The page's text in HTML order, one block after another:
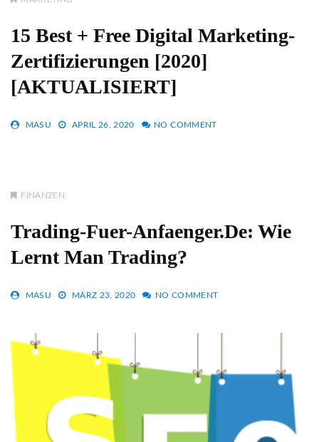
15 Best + Free Digital Marketing-
Zertifizierungen [2020]
[AKTUALISIERT]
MASU APRIL 26, 2020 NO COMMENT
FINANZEN
Trading-Fuer-Anfaenger.de: Wie
Lernt Man Trading?
MASU MÄRZ 23, 2020 NO COMMENT